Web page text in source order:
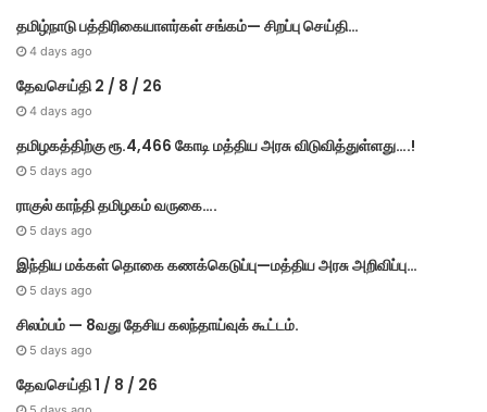
தமிழ்நாடு பத்திரிகையாளர்கள் சங்கம்— சிறப்பு செய்தி…
4 days ago
தேவசெய்தி 2 / 8 / 26
4 days ago
தமிழகத்திற்கு ரூ.4,466 கோடி மத்திய அரசு விடுவித்துள்ளது….!
5 days ago
ராகுல் காந்தி தமிழகம் வருகை….
5 days ago
இந்திய மக்கள் தொகை கணக்கெடுப்பு—மத்திய அரசு அறிவிப்பு…
5 days ago
சிலம்பம் — 8வது தேசிய கலந்தாய்வுக் கூட்டம்.
5 days ago
தேவசெய்தி 1 / 8 / 26